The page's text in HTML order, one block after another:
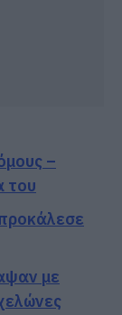
–
του
με